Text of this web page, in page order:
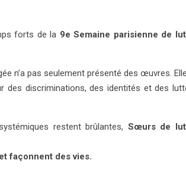
forts de la 9e Semaine parisienne de
n’a pas seulement présenté des œuvres.
des discriminations, des identités et des
restent brûlantes, Sœurs de
façonnent des vies.